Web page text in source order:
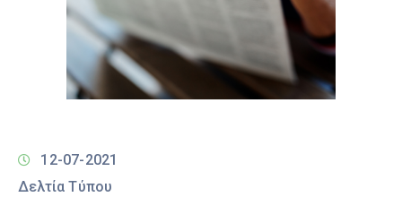
12-07-2021
Δελτία Τύπου